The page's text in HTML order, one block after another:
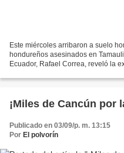
Este miércoles arribaron a suelo
hondureños asesinados en
Ecuador, Rafael Correa, reveló la
¡Miles de Cancún por
Publicado en 03/09/p. m. 13:15
Por El polvorín